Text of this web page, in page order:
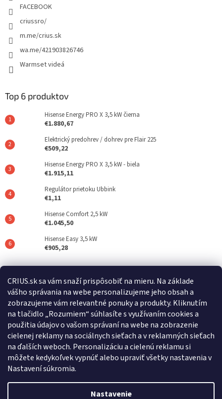
CRIUS.sk sa vám snaží prispôsobiť na mieru. Na základe
vášho správania na webe personalizujeme jeho obsah a
zobrazujeme vám relevantné ponuky a produkty. Kliknutím
na tlačidlo „Rozumiem“ súhlasíte s využívaním cookies a
použitia údajov o vašom správaní na webe na zobrazenie
cielenej reklamy na sociálnych sieťach a v reklamných sieťach
na ďalších weboch. Personalizáciu a cielenú reklamu si
môžete kedykoľvek vypnúť alebo upraviť všetky nastavenia v
Nastavení súkromia.
Nastavenie
FACEBOOK
criussro/
m.me/crius.sk
wa.me/421903826746
Warmset videá
Top 6 produktov
Hisense Energy PRO X 3,5 kW čierna
€1.880,67
Elektrický predohrev / dohrev pre Flair 225
€509,22
Hisense Energy PRO X 3,5 kW - biela
€1.915,11
Regulátor prietoku Ubbink
€1,11
Hisense Comfort 2,5 kW
€1.045,50
Hisense Easy 3,5 kW
€905,28
Posledné hodnotenie produktov
REFLAIR 320 Standard
Hodnotenie produktu je 5 z 5 hviezdičiek.
|
Crius.sk Warmset.sk
Vytvoril Shoptet